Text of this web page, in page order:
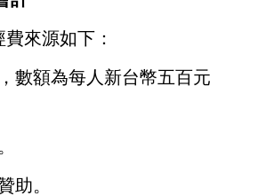
來源如下：
數額為每人新台幣五百元
助。